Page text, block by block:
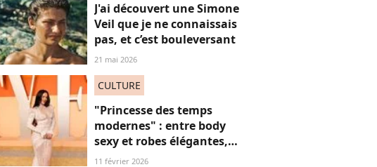
J'ai découvert une Simone
Veil que je ne connaissais
pas, et c’est bouleversant
21 mai 2026
CULTURE
"Princesse des temps
modernes" : entre body
sexy et robes élégantes,
cette popstar iconique
11 février 2026